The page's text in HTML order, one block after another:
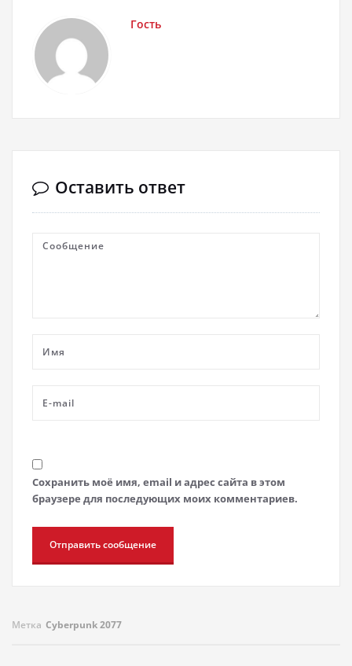
Гость
Оставить ответ
Сохранить моё имя, email и адрес сайта в этом
браузере для последующих моих комментариев.
Метка Cyberpunk 2077